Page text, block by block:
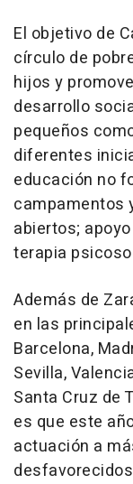
El objetivo de
círculo de
hijos y
desarrollo
pequeños
diferentes
educación no
campamentos
abiertos;
terapia
Además de
en las
Barcelona,
Sevilla,
Santa Cruz de
es que este
actuación a